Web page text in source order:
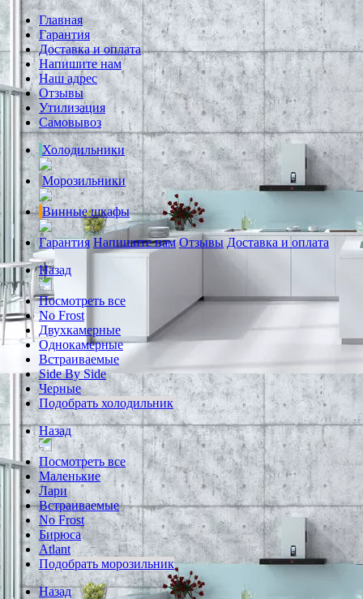
Главная
Гарантия
Доставка и оплата
Напишите нам
Наш адрес
Отзывы
Утилизация
Самовывоз
Холодильники
Морозильники
Винные шкафы
Гарантия Напишите нам Отзывы Доставка и оплата
Назад
Посмотреть все
No Frost
Двухкамерные
Однокамерные
Встраиваемые
Side By Side
Черные
Подобрать холодильник
Назад
Посмотреть все
Маленькие
Лари
Встраиваемые
No Frost
Бирюса
Atlant
Подобрать морозильник
Назад